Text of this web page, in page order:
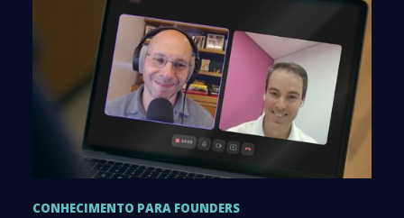
CONHECIMENTO PARA FOUNDERS